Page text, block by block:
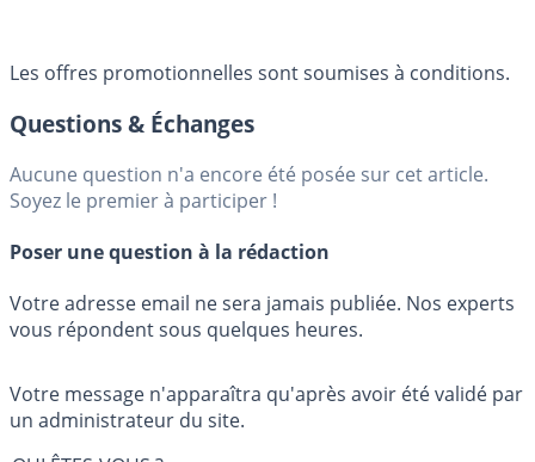
Les offres promotionnelles sont soumises à conditions.
Questions & Échanges
Aucune question n'a encore été posée sur cet article.
Soyez le premier à participer !
Poser une question à la rédaction
Votre adresse email ne sera jamais publiée. Nos experts
vous répondent sous quelques heures.
Votre message n'apparaîtra qu'après avoir été validé par
un administrateur du site.